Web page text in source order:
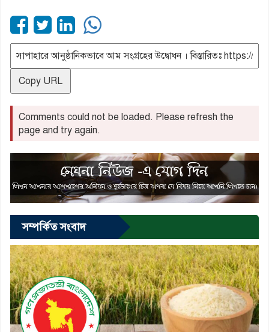
Copy URL
Comments could not be loaded. Please refresh the
page and try again.
সম্পর্কিত সংবাদ